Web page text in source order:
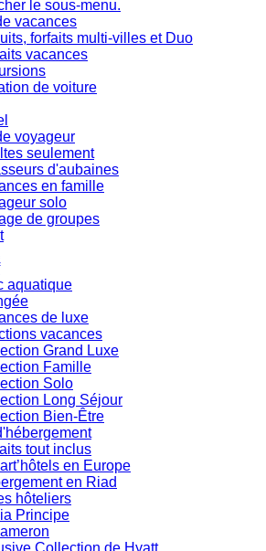
le sous-menu.
vacances
forfaits multi-villes et Duo
vacances
de voiture
voyageur
seulement
d'aubaines
en famille
solo
de groupes
aquatique
de luxe
vacances
Grand Luxe
Famille
Solo
Long Séjour
Bien-Être
tout inclus
en Europe
en Riad
hôteliers
Principe